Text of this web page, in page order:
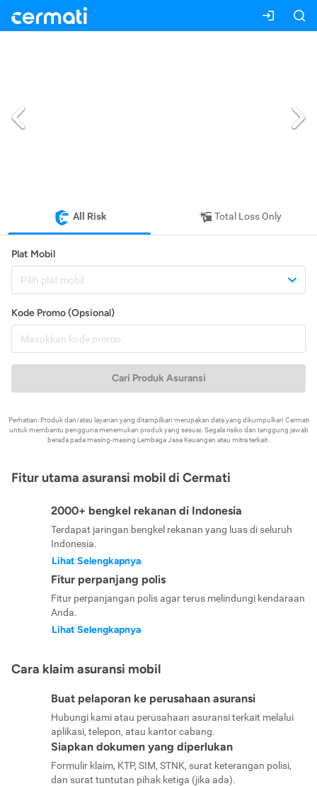
All Risk Total Loss Only
Plat Mobil
Pilih plat mobil
Kode Promo (Opsional)
Cari Produk Asuransi
Perhatian: Produk dan/atau layanan yang ditampilkan merupakan data yang dikumpulkan Cermati
untuk membantu pengguna menemukan produk yang sesuai. Segala risiko dan tanggung jawab
berada pada masing-masing Lembaga Jasa Keuangan atau mitra terkait.
Fitur utama asuransi mobil di Cermati
2000+ bengkel rekanan di Indonesia
Terdapat jaringan bengkel rekanan yang luas di seluruh
Indonesia.
Lihat Selengkapnya
Fitur perpanjang polis
Fitur perpanjangan polis agar terus melindungi kendaraan
Anda.
Lihat Selengkapnya
Cara klaim asuransi mobil
Buat pelaporan ke perusahaan asuransi
Hubungi kami atau perusahaan asuransi terkait melalui
aplikasi, telepon, atau kantor cabang.
Siapkan dokumen yang diperlukan
Formulir klaim, KTP, SIM, STNK, surat keterangan polisi,
dan surat tuntutan pihak ketiga (jika ada).